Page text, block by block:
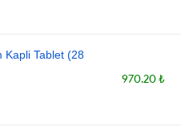
Kapli Tablet (28
970.20 ₺